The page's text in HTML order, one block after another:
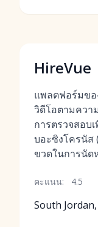
HireVue
แพลตฟอร์มข
วิดีโอตามควา
การตรวจสอบ
บอะซิงโครนัส
ขวดในการนัด
คะแนน: 4.5
South